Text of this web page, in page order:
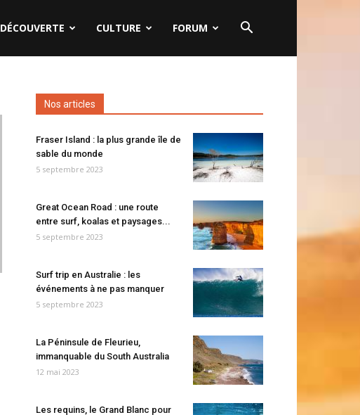
DÉCOUVERTE CULTURE FORUM
Nos articles
Fraser Island : la plus grande île de
sable du monde
5 septembre 2023
Great Ocean Road : une route
entre surf, koalas et paysages...
5 septembre 2023
Surf trip en Australie : les
événements à ne pas manquer
5 septembre 2023
La Péninsule de Fleurieu,
immanquable du South Australia
12 mai 2023
Les requins, le Grand Blanc pour